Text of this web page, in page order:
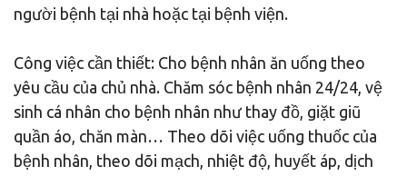
người bệnh tại nhà hoặc tại bệnh viện.
Công việc cần thiết: Cho bệnh nhân ăn uống theo
yêu cầu của chủ nhà. Chăm sóc bệnh nhân 24/24, vệ
sinh cá nhân cho bệnh nhân như thay đồ, giặt giũ
quần áo, chăn màn… Theo dõi việc uống thuốc của
bệnh nhân, theo dõi mạch, nhiệt độ, huyết áp, dịch